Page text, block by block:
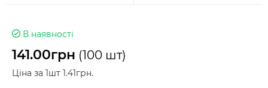
В наявності
141.00грн (100 шт)
Ціна за 1шт 1.41грн.